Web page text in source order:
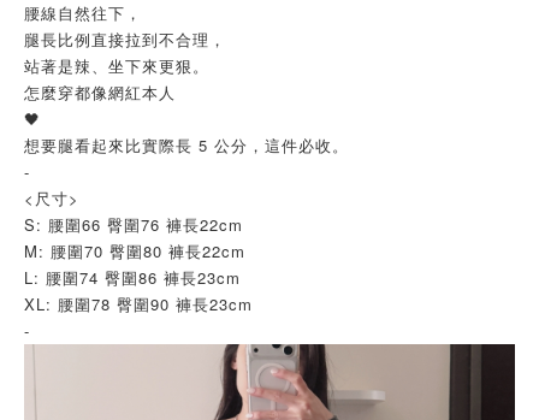
腰線自然往下，
腿長比例直接拉到不合理，
站著是辣、坐下來更狠。
怎麼穿都像網紅本人
🖤
想要腿看起來比實際長 5 公分，這件必收。
-
<尺寸>
S: 腰圍66 臀圍76 褲長22cm
M: 腰圍70 臀圍80 褲長22cm
L: 腰圍74 臀圍86 褲長23cm
XL: 腰圍78 臀圍90 褲長23cm
-